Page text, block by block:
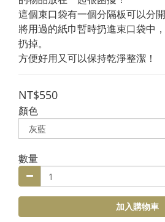
這個束口袋有一個分隔板可以分
將用過的紙巾暫時扔進束口袋中
扔掉。
方便好用又可以保持乾淨整潔！
NT$550
顏色
數量
加入購物車